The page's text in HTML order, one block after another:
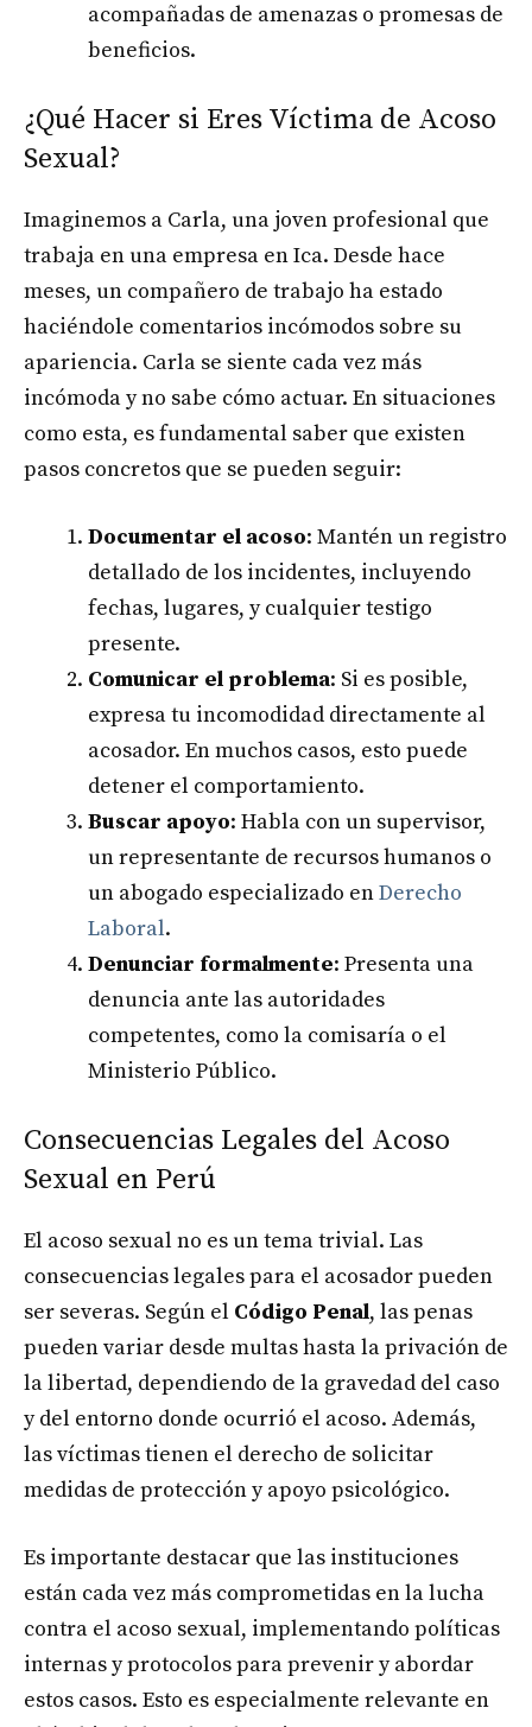
acompañadas de amenazas o promesas de
beneficios.
¿Qué Hacer si Eres Víctima de Acoso
Sexual?
Imaginemos a Carla, una joven profesional que
trabaja en una empresa en Ica. Desde hace
meses, un compañero de trabajo ha estado
haciéndole comentarios incómodos sobre su
apariencia. Carla se siente cada vez más
incómoda y no sabe cómo actuar. En situaciones
como esta, es fundamental saber que existen
pasos concretos que se pueden seguir:
Documentar el acoso: Mantén un registro
detallado de los incidentes, incluyendo
fechas, lugares, y cualquier testigo
presente.
Comunicar el problema: Si es posible,
expresa tu incomodidad directamente al
acosador. En muchos casos, esto puede
detener el comportamiento.
Buscar apoyo: Habla con un supervisor,
un representante de recursos humanos o
un abogado especializado enDerecho
Laboral.
Denunciar formalmente: Presenta una
denuncia ante las autoridades
competentes, como la comisaría o el
Ministerio Público.
Consecuencias Legales del Acoso
Sexual en Perú
El acoso sexual no es un tema trivial. Las
consecuencias legales para el acosador pueden
ser severas. Según el Código Penal, las penas
pueden variar desde multas hasta la privación de
la libertad, dependiendo de la gravedad del caso
y del entorno donde ocurrió el acoso. Además,
las víctimas tienen el derecho de solicitar
medidas de protección y apoyo psicológico.
Es importante destacar que las instituciones
están cada vez más comprometidas en la lucha
contra el acoso sexual, implementando políticas
internas y protocolos para prevenir y abordar
estos casos. Esto es especialmente relevante en